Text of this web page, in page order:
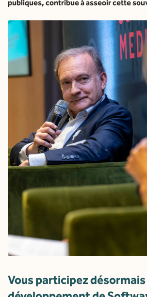
publiques, contribue à asseoir cette
Vous participez désormais